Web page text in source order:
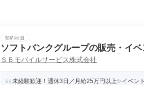
契約社員
ソフトバンクグループの販売・イ
ＳＢモバイルサービス株式会社
未経験歓迎！週休3日／月給25万円以上✨イベン